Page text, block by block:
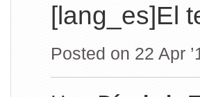
[lang_es]El
Posted on 22 Apr